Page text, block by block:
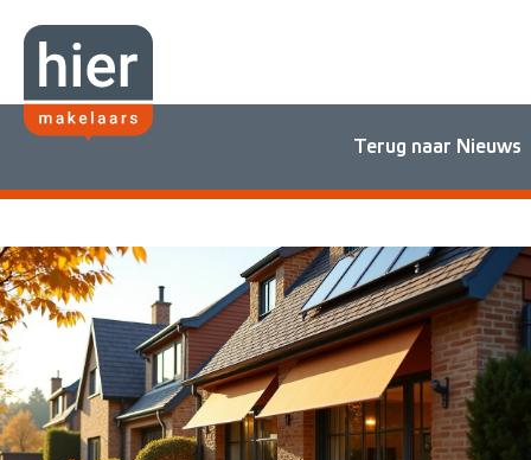
Terug naar Nieuws